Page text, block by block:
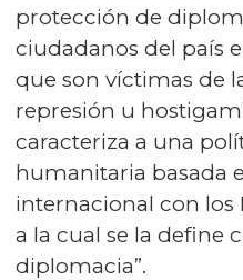
protección de
ciudadanos del país
que son víctimas de
represión u
caracteriza a una
humanitaria basada
internacional con los
a la cual se la define
diplomacia”.